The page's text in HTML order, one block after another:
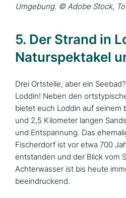
Umgebung. © Adobe Stock,
5. Der Strand in
Naturspektakel
Drei Ortsteile, aber ein
Loddin! Neben den
bietet euch Loddin auf seinem
und 2,5 Kilometer langen
und Entspannung. Das
Fischerdorf ist vor etwa 700
entstanden und der Blick vom
Achterwasser ist bis heute
beeindruckend.